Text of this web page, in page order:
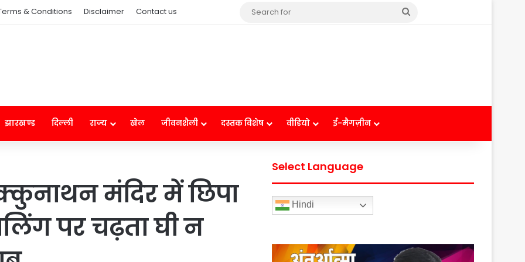
& Conditions Disclaimer Contact us
Search
झारखण्ड दिल्ली राज्य खेल जीवनशैली दस्तक विशेष वीडियो ई-मैगज़ीन
मंदिर में छिपा
पर चढ़ता घी न
Select Language
Hindi